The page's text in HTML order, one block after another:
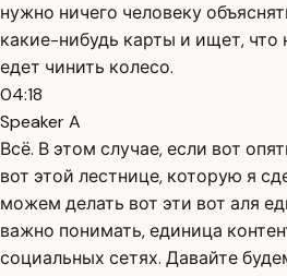
нужно ничего человеку
какие-нибудь карты и ищет,
едет чинить колесо.
04:18
Speaker A
Всё. В этом случае, если вот
вот этой лестнице, которую я
можем делать вот эти вот аля
важно понимать, единица
социальных сетях. Давайте